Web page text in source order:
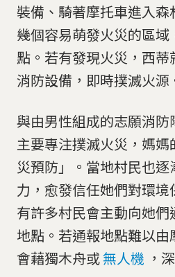
裝備、騎著摩托車進入
幾個容易萌發火災的區
點。若有發現火災，西
消防設備，即時撲滅火源
與由男性組成的志願消
主要專注撲滅火災，媽
災預防」。當地村民也
力，愈發信任她們對環
有許多村民會主動向她
地點。若通報地點難以
會藉獨木舟或無人機 ，